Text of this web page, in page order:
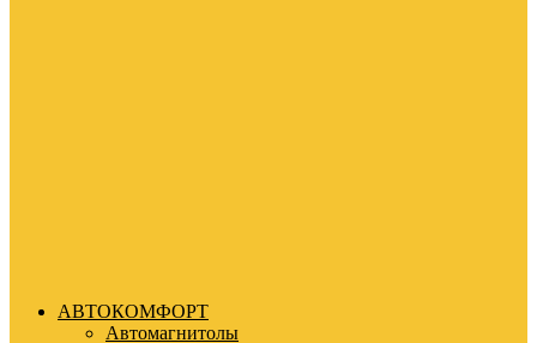
АВТОКОМФОРТ
Автомагнитолы